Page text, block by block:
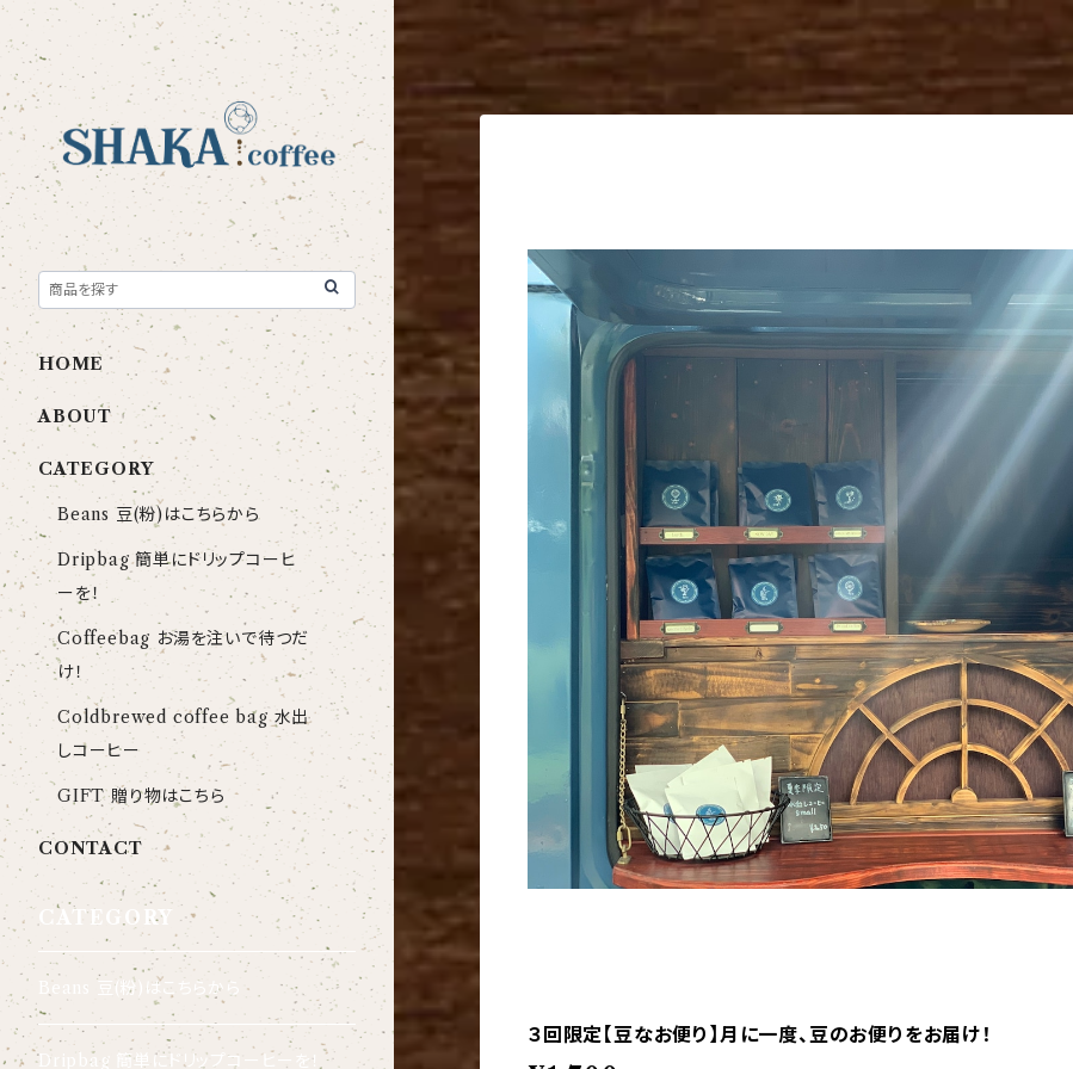
３回限定【豆なお便り】月に一度、豆のお便りをお届け！
HOME
ABOUT
CATEGORY
Beans 豆(粉)はこちらから
Dripbag 簡単にドリップコーヒ
ーを！
Coffeebag お湯を注いで待つだ
け！
Coldbrewed coffee bag 水出
しコーヒー
GIFT 贈り物はこちら
CONTACT
CATEGORY
Beans 豆(粉)はこちらから
Dripbag 簡単にドリップコーヒーを！